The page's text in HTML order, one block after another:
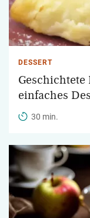
DESSERT
Geschichtete
einfaches
30 min.